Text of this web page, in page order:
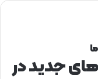
جدید در